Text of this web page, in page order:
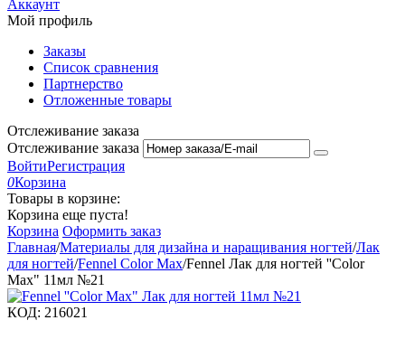
Аккаунт
Мой профиль
Заказы
Список сравнения
Партнерство
Отложенные товары
Отслеживание заказа
Отслеживание заказа
ВойтиРегистрация
0Корзина
Товары в корзине:
Корзина еще пуста!
Корзина Оформить заказ
Главная/Материалы для дизайна и наращивания ногтей/Лак
для ногтей/Fennel Color Max/Fennel Лак для ногтей ''Color
Max" 11мл №21
КОД: 216021